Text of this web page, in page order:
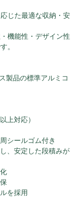
じた最適な収納・安
機能性・デザイン性
。
製品の標準アルミコ
上対応）
シールゴム付き
、安定した段積みが
を採用